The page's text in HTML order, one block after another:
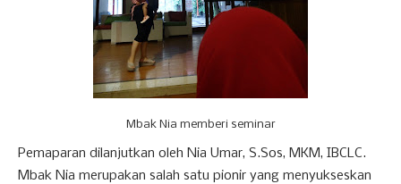
Mbak Nia memberi seminar
Pemaparan dilanjutkan oleh Nia Umar, S.Sos, MKM, IBCLC.
Mbak Nia merupakan salah satu pionir yang menyukseskan